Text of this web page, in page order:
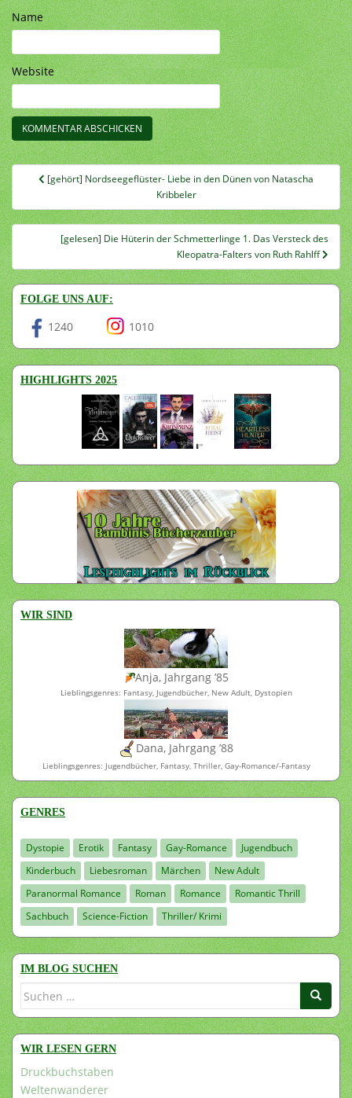
Name
Website
Beitragsnavigation
[gehört] Nordseegeflüster- Liebe in den Dünen von Natascha
Kribbeler
[gelesen] Die Hüterin der Schmetterlinge 1. Das Versteck des
Kleopatra-Falters von Ruth Rahlff
FOLGE UNS AUF:
1240 1010
HIGHLIGHTS 2025
WIR SIND
Anja, Jahrgang ’85
Lieblingsgenres: Fantasy, Jugendbücher, New Adult, Dystopien
Dana, Jahrgang ’88
Lieblingsgenres: Jugendbücher, Fantasy, Thriller, Gay-Romance/-Fantasy
GENRES
Dystopie Erotik Fantasy Gay-Romance
Jugendbuch
Kinderbuch
Liebesroman Märchen
New Adult
Paranormal Romance
Roman Romance
Romantic Thrill
Sachbuch
Science-Fiction Thriller/ Krimi
IM BLOG SUCHEN
Suchen
WIR LESEN GERN
Druckbuchstaben
Weltenwanderer